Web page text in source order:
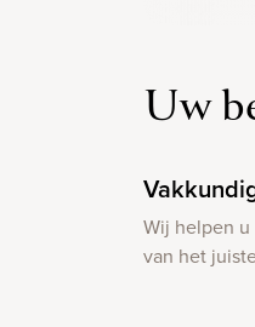
Uw
Wij helpen
van het